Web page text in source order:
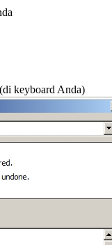
keyboard Anda)